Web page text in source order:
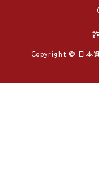
Copyright © 日本